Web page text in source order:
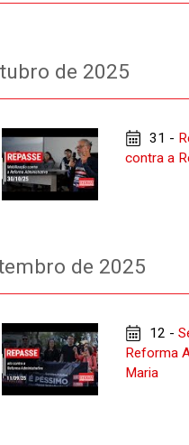
de 2025
31 -
contra a
de 2025
12 -
Reforma
Maria